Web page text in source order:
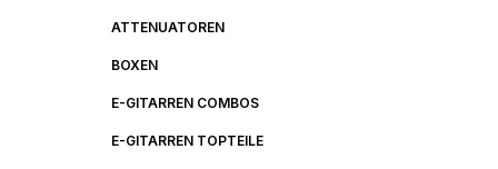
ATTENUATOREN
BOXEN
E-GITARREN COMBOS
E-GITARREN TOPTEILE